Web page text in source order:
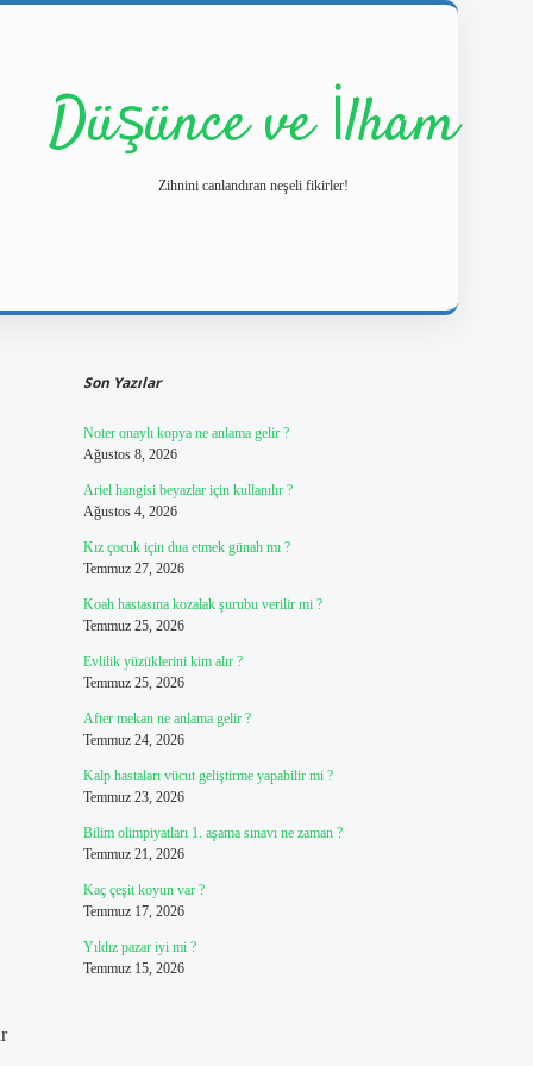
Düşünce ve İlham
Zihnini canlandıran neşeli fikirler!
Son Yazılar
Noter onaylı kopya ne anlama gelir ?
Ağustos 8, 2026
Ariel hangisi beyazlar için kullanılır ?
Ağustos 4, 2026
Kız çocuk için dua etmek günah mı ?
Temmuz 27, 2026
Koah hastasına kozalak şurubu verilir mi ?
Temmuz 25, 2026
Evlilik yüzüklerini kim alır ?
Temmuz 25, 2026
After mekan ne anlama gelir ?
Temmuz 24, 2026
Kalp hastaları vücut geliştirme yapabilir mi ?
Temmuz 23, 2026
Bilim olimpiyatları 1. aşama sınavı ne zaman ?
Temmuz 21, 2026
Kaç çeşit koyun var ?
Temmuz 17, 2026
Yıldız pazar iyi mi ?
Temmuz 15, 2026